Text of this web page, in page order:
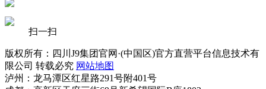
扫一扫
版权所有：四川J9集团官网·(中国区)官方直营平台信息技术有
限公司 转载必究 网站地图
泸州：龙马潭区红星路291号附401号